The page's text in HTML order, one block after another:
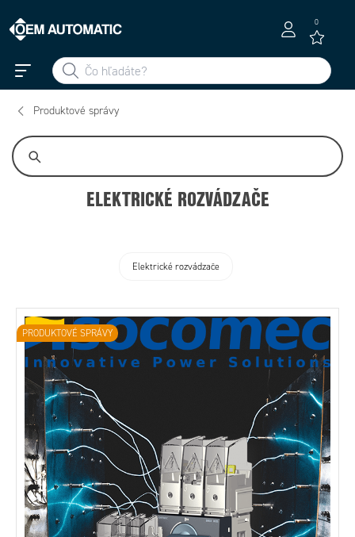
0
Produktové správy
ELEKTRICKÉ ROZVÁDZAČE
Elektrické rozvádzače
PRODUKTOVÉ SPRÁVY